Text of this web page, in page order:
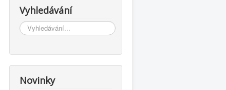
Vyhledávání
Vyhledávání...
Novinky